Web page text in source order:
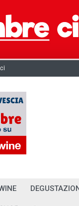
DEGUSTAZIONI